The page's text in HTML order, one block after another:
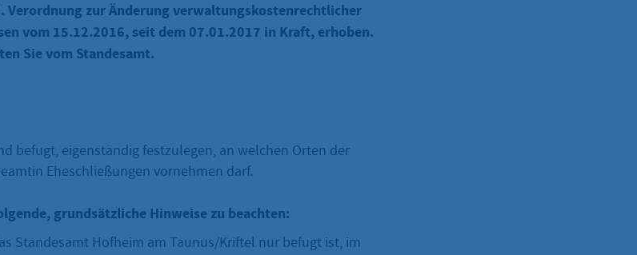
Verordnung zur Änderung verwaltungskostenrechtlicher
vom 15.12.2016, seit dem 07.01.2017 in Kraft, erhoben.
Sie vom Standesamt.
befugt, eigenständig festzulegen, an welchen Orten der
Eheschließungen vornehmen darf.
grundsätzliche Hinweise zu beachten:
Standesamt Hofheim am Taunus/Kriftel nur befugt ist, im